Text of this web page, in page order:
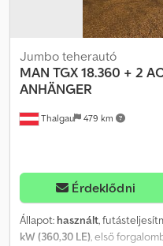
Thalgau 479 km
Jumbo teherautó
MAN TGX 18.360 + 2
ANHÄNGER
Érdeklődni
Állapot: használt,
kW (360,30 LE), első